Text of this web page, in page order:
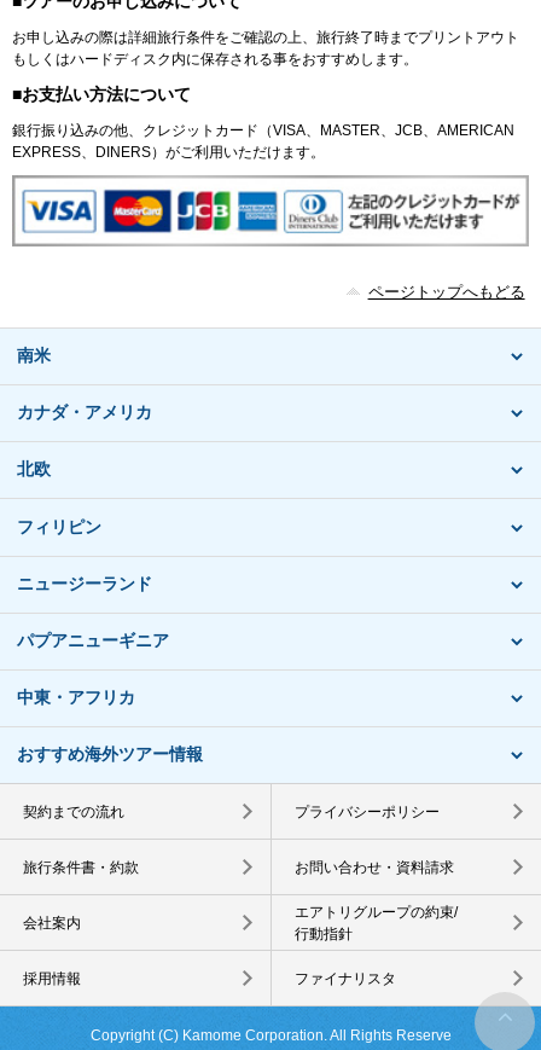
お申し込みの際は詳細旅行条件をご確認の上、旅行終了時までプリントアウト
もしくはハードディスク内に保存される事をおすすめします。
■お支払い方法について
銀行振り込みの他、クレジットカード（VISA、MASTER、JCB、AMERICAN
EXPRESS、DINERS）がご利用いただけます。
ページトップへもどる
南米
カナダ・アメリカ
北欧
フィリピン
ニュージーランド
パプアニューギニア
中東・アフリカ
おすすめ海外ツアー情報
契約までの流れ プライバシーポリシー
旅行条件書・約款 お問い合わせ・資料請求
会社案内
エアトリグループの約束/
行動指針
採用情報 ファイナリスタ
Copyright (C) Kamome Corporation. All Rights Reserve